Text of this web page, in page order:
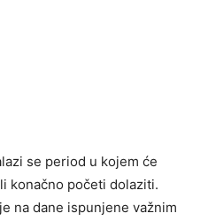
se period u kojem će
konačno početi dolaziti.
na dane ispunjene važnim